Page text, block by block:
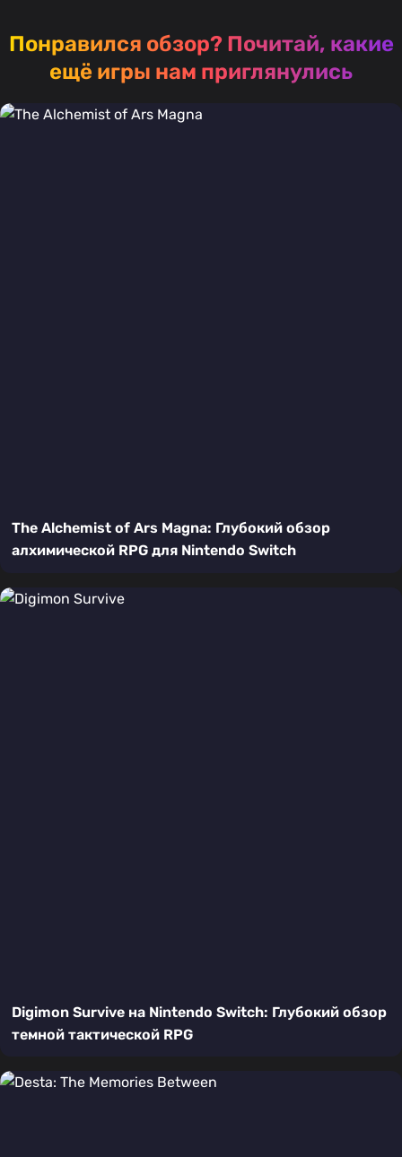
Понравился обзор? Почитай, какие
ещё игры нам приглянулись
The Alchemist of Ars Magna: Глубокий обзор
алхимической RPG для Nintendo Switch
Digimon Survive на Nintendo Switch: Глубокий обзор
темной тактической RPG